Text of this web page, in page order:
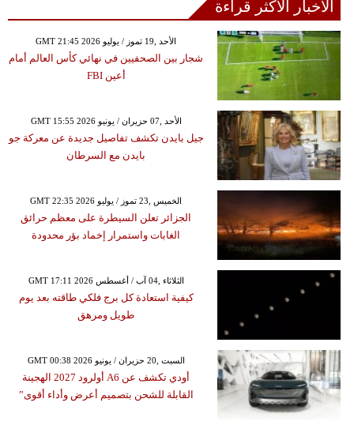
الأخبار الأكثر قراءة
GMT 21:45 2026 الأحد ,19 تموز / يوليو
شجار بين الصحفيين في نهائي كأس العالم أمام
أعين FBI
GMT 15:55 2026 الأحد ,07 حزيران / يونيو
جيل بايدن تكشف تفاصيل جديدة عن معركة جو
بايدن مع السرطان
GMT 22:35 2026 الخميس ,23 تموز / يوليو
الجزائر تعلن السيطرة على معظم حرائق
الغابات واستمرار إخماد بؤر محدودة
GMT 17:11 2026 الثلاثاء ,04 آب / أغسطس
كيفية استعادة كل برج فلكي طاقته بعد يوم
طويل ومرهق
GMT 00:38 2026 السبت ,20 حزيران / يونيو
أودي تكشف عن A6 أولرود 2027 الهجينة
القابلة للشحن بتصميم أعرض وأداء أقوى”